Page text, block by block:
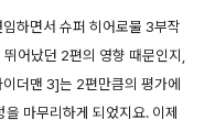
하면서 슈퍼 히어로물 3부작
어났던 2편의 영향 때문인지,
더맨 3]는 2편만큼의 평가에
마무리하게 되었지요. 이제